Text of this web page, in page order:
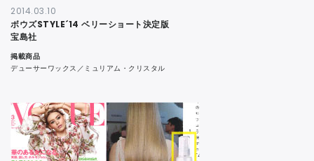
2014.03.10
ボウズSTYLE´14 ベリーショート決定版
宝島社
掲載商品
デューサーワックス／ミュリアム・クリスタル